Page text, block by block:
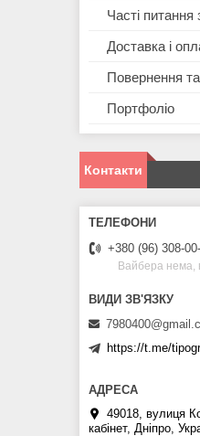
Часті питання
Доставка і
Повернення
Портфоліо
Контакти
+380 (96) 308-
Вайбера нема,
https://t.me/
49018, вулиця
кабінет, Дніпро,